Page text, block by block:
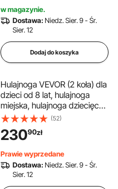
ręcznym, składana hulajnoga
do 100 kg, czarna
w magazynie.
Dostawa: Niedz. Sier. 9 - Śr.
Sier. 12
Dodaj do koszyka
Hulajnoga VEVOR (2 koła) dla
dzieci od 8 lat, hulajnoga
miejska, hulajnoga dziecięca,
hulajnoga uliczna z
regulowaną wysokością
kierownicy, antypoślizgową
ręcznym, składana hulajnoga
do 100 kg, szara
(52)
23090zł
Prawie wyprzedane
Dostawa: Niedz. Sier. 9 - Śr.
Sier. 12